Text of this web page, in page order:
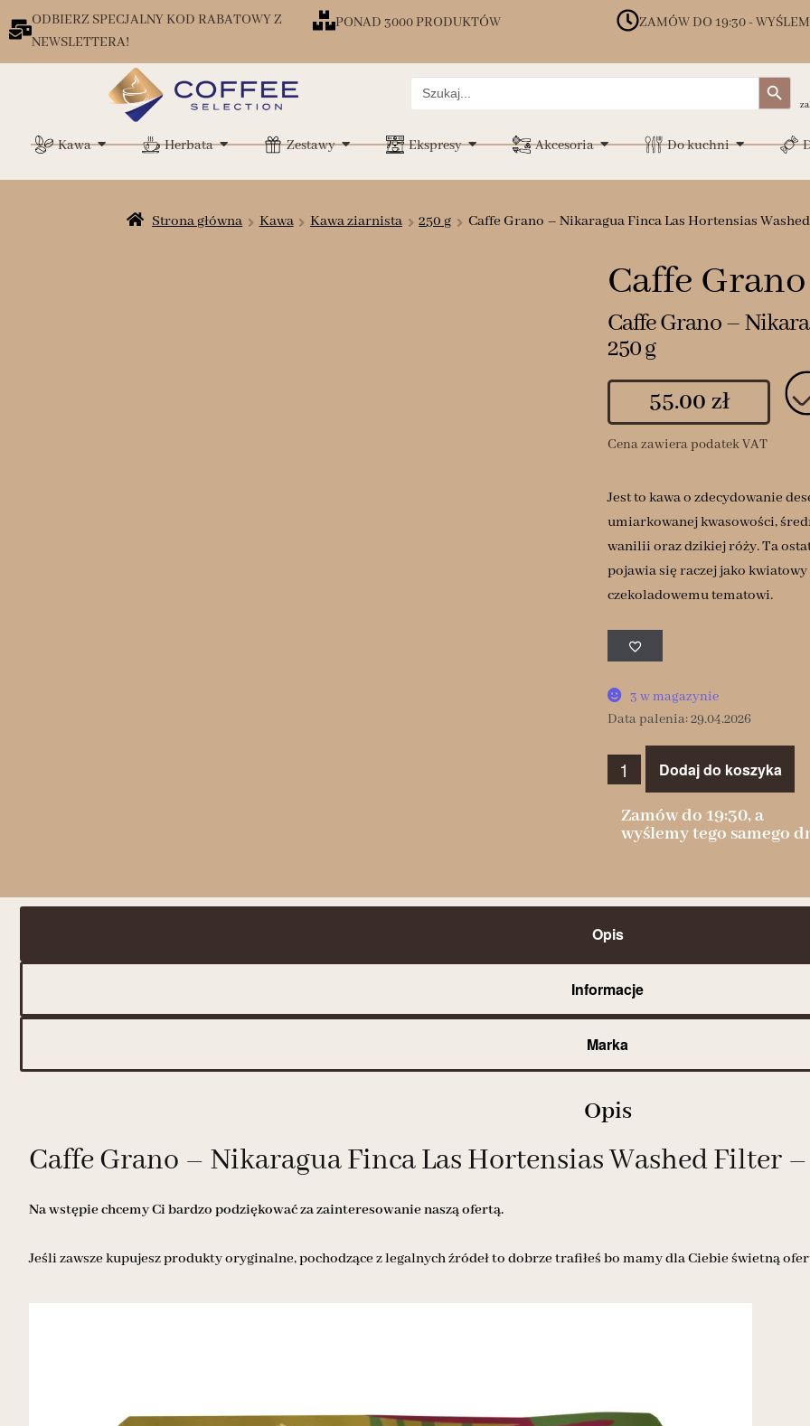
ODBIERZ SPECJALNY KOD RABATOWY Z
NEWSLETTERA!
PONAD 3000 PRODUKTÓW ZAMÓW DO 19:30 -
Search
for:
Search Button
Kawa Herbata Zestawy Ekspresy Akcesoria Do kuchni
Strona główna Kawa Kawa ziarnista 250 g Caffe Grano – Nikaragua Finca Las Hortensias
Caffe Grano
Caffe Grano –
250 g
55.00 zł
Cena zawiera podatek VAT
Jest to kawa o zdecydowanie
umiarkowanej kwasowości,
wanilii oraz dzikiej róży. Ta
pojawia się raczej jako
czekoladowemu tematowi.
3 w magazynie
Data palenia: 29.04.2026
Dodaj do koszyka
Zamów do 19:30, a
wyślemy tego samego
Opis
Informacje
Marka
Opis
Caffe Grano – Nikaragua Finca Las Hortensias Washed Filter –
Na wstępie chcemy Ci bardzo podziękować za zainteresowanie naszą ofertą.
Jeśli zawsze kupujesz produkty oryginalne, pochodzące z legalnych źródeł to dobrze trafiłeś bo mamy dla Ciebie świetną